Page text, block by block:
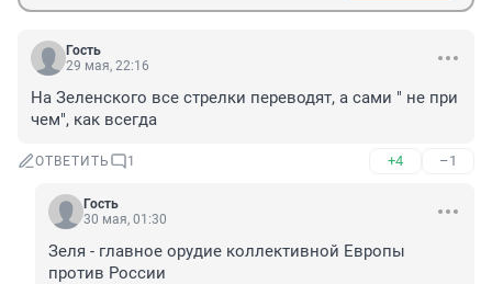
Гость
29 мая, 22:16
На Зеленского все стрелки переводят, а сами " не при
чем", как всегда
ОТВЕТИТЬ 1 +4 –1
Гость
30 мая, 01:30
Зеля - главное орудие коллективной Европы
против России